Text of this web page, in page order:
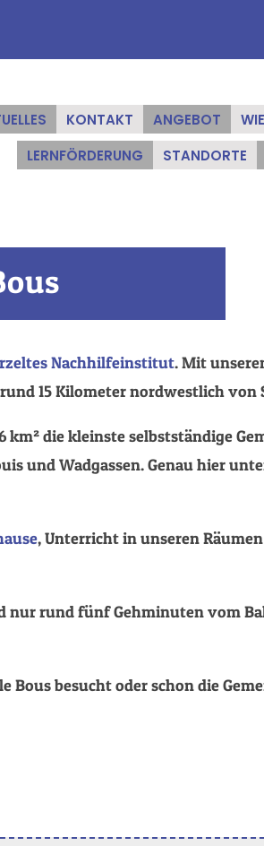
KONTAKT ANGEBOT
LERNFÖRDERUNG
STANDORTE
Nachhilfeinstitut. Mit
15 Kilometer nordwestlich von
die kleinste selbstständige
und Wadgassen. Genau hier
, Unterricht in unseren
nur rund fünf Gehminuten vom
Bous besucht oder schon die